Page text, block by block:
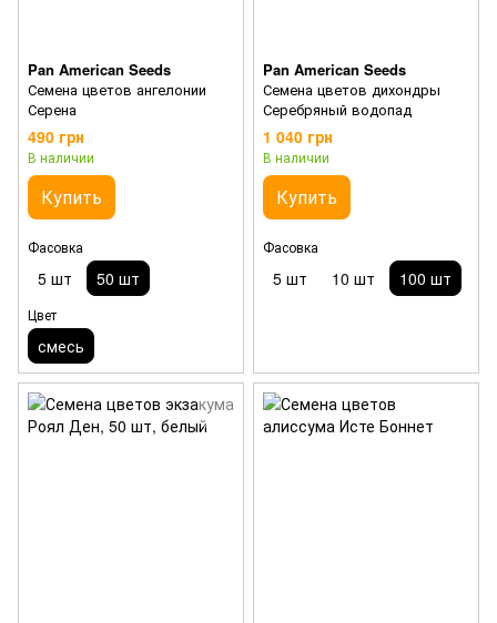
Pan American Seeds
Семена цветов ангелонии
Серена
490 грн
В наличии
Купить
Фасовка
5 шт 50 шт
Цвет
смесь
Pan American Seeds
Семена цветов дихондры
Серебряный водопад
1 040 грн
В наличии
Купить
Фасовка
5 шт 10 шт 100 шт